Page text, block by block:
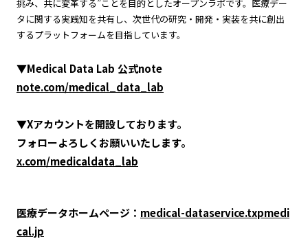
挑み、共に変革する”ことを目的としたオープンラボです。医療デー
タに関する実践知を共有し、次世代の研究・開発・実装を共に創出
するプラットフォームを目指しています。
▼Medical Data Lab 公式note
note.com/medical_data_lab
▼Xアカウントを開設しております。
フォローよろしくお願いいたします。
x.com/medicaldata_lab
医療データホームページ： medical-dataservice.txpmedi
cal.jp